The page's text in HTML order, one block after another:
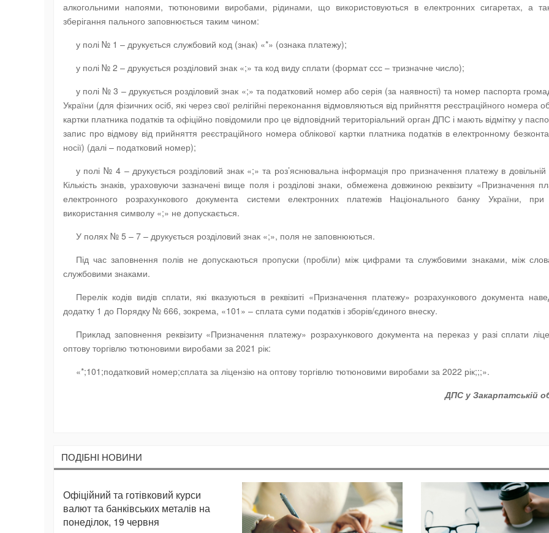
алкогольними напоями, тютюновими виробами, рідинами, що використовуються в електронних сигаретах, а
зберігання пального заповнюється таким чином:
у полі № 1 – друкується службовий код (знак) «*» (ознака платежу);
у полі № 2 – друкується розділовий знак «;» та код виду сплати (формат ссс – тризначне число);
у полі № 3 – друкується розділовий знак «;» та податковий номер або серія (за наявності) та номер паспорта
України (для фізичних осіб, які через свої релігійні переконання відмовляються від прийняття реєстраційного номера
картки платника податків та офіційно повідомили про це відповідний територіальний орган ДПС і мають відмітку у
запис про відмову від прийняття реєстраційного номера облікової картки платника податків в електронному
носії) (далі – податковий номер);
у полі № 4 – друкується розділовий знак «;» та роз’яснювальна інформація про призначення платежу в
Кількість знаків, ураховуючи зазначені вище поля і розділові знаки, обмежена довжиною реквізиту «Призначення
електронного розрахункового документа системи електронних платежів Національного банку України,
використання символу «;» не допускається.
У полях № 5 – 7 – друкується розділовий знак «;», поля не заповнюються.
Під час заповнення полів не допускаються пропуски (пробіли) між цифрами та службовими знаками, між
службовими знаками.
Перелік кодів видів сплати, які вказуються в реквізиті «Призначення платежу» розрахункового документа
додатку 1 до Порядку № 666, зокрема, «101» – сплата суми податків і зборів/єдиного внеску.
Приклад заповнення реквізиту «Призначення платежу» розрахункового документа на переказ у разі сплати
оптову торгівлю тютюновими виробами за 2021 рік:
«*;101;податковий номер;сплата за ліцензію на оптову торгівлю тютюновими виробами за 2022 рік;;;».
ДПС у Закарпатській
ПОДIБНI НОВИНИ
Офіційний та готівковий курси
валют та банківських металів на
понеділок, 19 червня